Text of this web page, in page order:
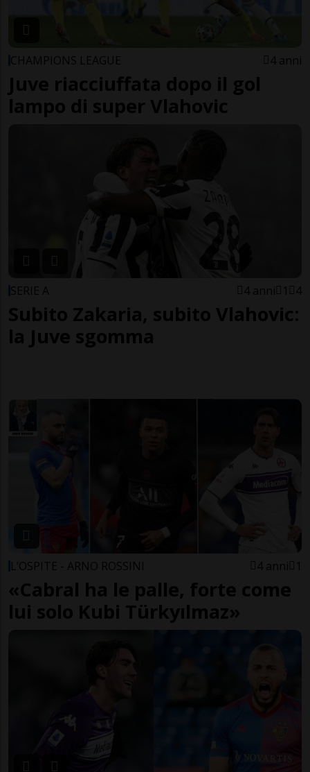
CHAMPIONS LEAGUE 4 anni
Juve riacciuffata dopo il gol
lampo di super Vlahovic
SERIE A 4 anni 1 4
Subito Zakaria, subito Vlahovic:
la Juve sgomma
L’OSPITE - ARNO ROSSINI 4 anni 1
«Cabral ha le palle, forte come
lui solo Kubi Türkyılmaz»